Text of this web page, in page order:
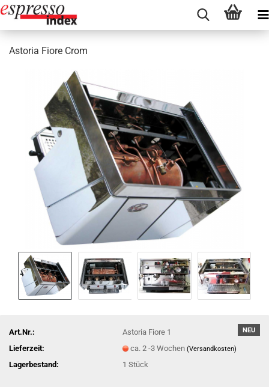
Astoria Fiore Crom
NEU
Art.Nr.:
Astoria Fiore 1
Lieferzeit:
ca. 2 -3 Wochen(Versandkosten)
Lagerbestand: 1Stück